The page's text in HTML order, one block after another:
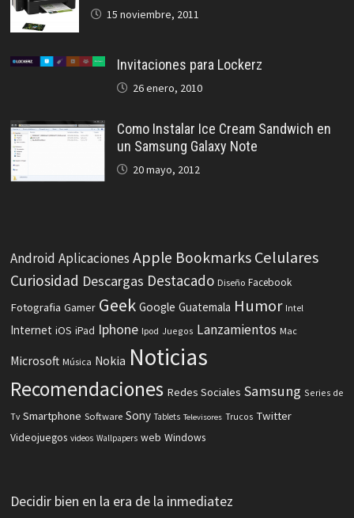
15 noviembre, 2011
Invitaciones para Lockerz
26 enero, 2010
Como Instalar Ice Cream Sandwich en
un Samsung Galaxy Note
20 mayo, 2012
Android Aplicaciones Apple Bookmarks Celulares
Curiosidad Descargas Destacado Diseño Facebook
Fotografia Gamer Geek Google Guatemala Humor Intel
Internet iOS iPad Iphone Ipod Juegos Lanzamientos Mac
Microsoft Música Nokia Noticias
Recomendaciones Redes Sociales Samsung Series de
Tv Smartphone Software Sony Tablets Televisores Trucos Twitter
Videojuegos videos Wallpapers web Windows
Decidir bien en la era de la inmediatez